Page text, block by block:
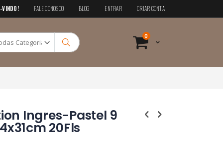
VINDO! FALE CONOSCO BLOG ENTRAR CRIAR CONTA
Cart
0 itens
Pesquisa
Ingres-Pastel 9
20Fls